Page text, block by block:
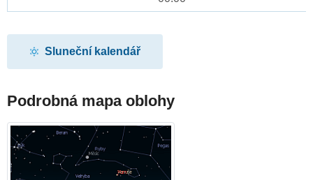
Sluneční kalendář
Podrobná mapa oblohy